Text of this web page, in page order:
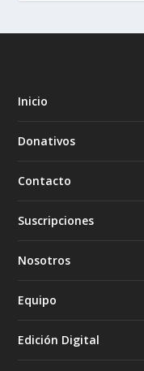
Inicio
Donativos
Contacto
Suscripciones
Nosotros
Equipo
Edición Digital